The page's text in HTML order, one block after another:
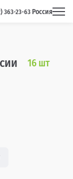
363-23-63 Россия
16 шт